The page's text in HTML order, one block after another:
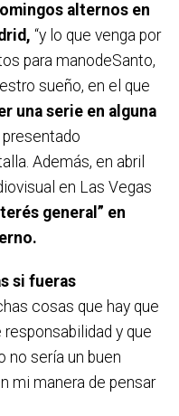
alternos en
“y lo que venga por
para manodeSanto,
sueño, en el que
una serie en alguna
Además, en abril
en Las Vegas
general” en
si fueras
cosas que hay que
y que
no sería un buen
mi manera de pensar